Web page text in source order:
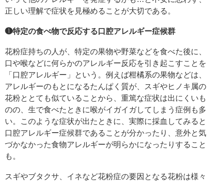
正しい理解で症状を見極めることが大切である。
❶特定の食べ物で反応する口腔アレルギー症候群
花粉症持ちの人が、特定の果物や野菜などを食べた後に、
口や喉などに何らかのアレルギー反応を引き起こすことを
「口腔アレルギー」という。例えば柑橘系の果物などは、
アレルギーのもとになるたんぱく質が、スギやヒノキ属の
花粉ととても似ていることから、重篤な症状は出にくいも
のの、生で食べたときに喉がイガイガしてしまう症例も多
い。このような症状が出たときに、実際に採血してみると
口腔アレルギー症候群であることが分かったり、意外と気
づかなかった食物アレルギーが明らかになったりすること
も。
スギやブタクサ、イネなど花粉症の要因となる花粉は様々